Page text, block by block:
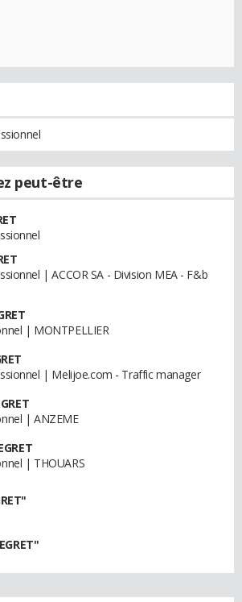
peut-être
| ACCOR SA - Division MEA - F&b
| MONTPELLIER
| Melijoe.com - Traffic manager
| ANZEME
| THOUARS